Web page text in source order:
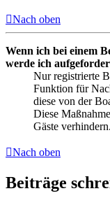
Nach oben
Wenn ich bei einem
werde ich
Nur registrierte
Funktion für
diese von der
Diese
Gäste verhindern.
Nach oben
Beiträge